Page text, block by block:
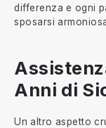
differenza e ogni
sposarsi
Anni di
Un altro aspetto